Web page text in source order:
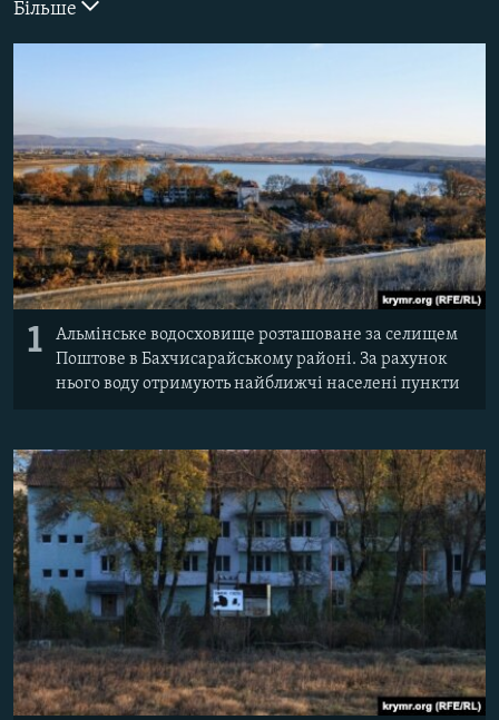
ІНФОГРАФІКА
Русский
ДОЛУЧАЙСЯ!
Усі сайти RFE/RL
Більше
1
Альмінське водосховище розташоване за селищем
Поштове в Бахчисарайському районі. За рахунок
нього воду отримують найближчі населені пункти